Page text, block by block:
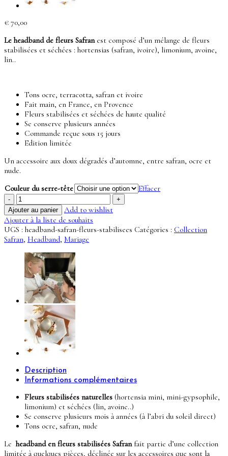
€ 70,00
Le headband de fleurs Safran est composé d’un mélange de fleurs
stabilisées et séchées : hortensias (safran, ivoire), limonium, avoine,
lin..
Tons ocre, terracotta, safran et ivoire
Fait main, en France, en Provence
Fleurs stabilisées et séchées de haute qualité
Se conserve plusieurs années
Commande reçue sous 15 jours
Edition limitée
Un accessoire aux doux dégradés d’automne, entre safran, ocre et
nude.
Couleur du serre-tête
Effacer
quantité
de
Headband
mini
Safran
Edition
Limitée
Ajouter au panier
Add to wishlist
Ajouter à la liste de souhaits
UGS : headband-safran-fleurs-stabilisees Catégories : Collection
Safran, Headband, Mariage
Description
Informations complémentaires
Fleurs stabilisées naturelles (hortensia mini, mini-gypsophile,
limonium) et séchées (lin, avoine..)
Se conserve plusieurs mois à années (à l’abri du soleil direct)
Tons ocre, safran, nude
Le headband en fleurs stabilisées Safran fait partie d’une collection
limitée à quelques pièces, déclinée sur les accessoires que sont la